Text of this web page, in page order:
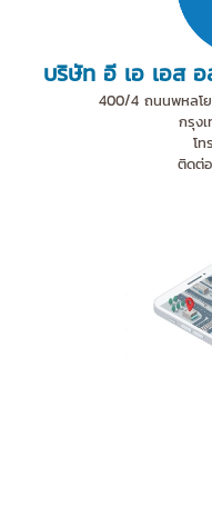
บริษัท อี เอ เอส
400/4 ถนนพหลโ
กรุง
โ
ติดต่